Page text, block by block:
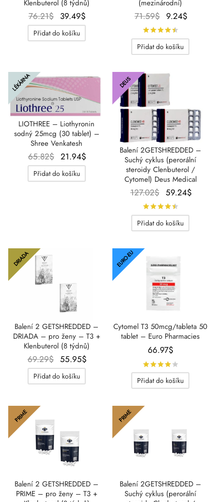
Klenbuterol (8 týdnů)
76.21$ Původní
cena
byla:
39.49$
Přidat do košíku
(mezinárodní)
71.59$ Původní
cena
byla:
71.59$.
9.24$
Přidat do košíku
LÉKÁRNA
LIOTHREE – Liothyronin
sodný 25mcg (30 tablet) –
Shree Venkatesh
65.82$ Původní
cena
byla:
21.94$
Přidat do košíku
DEUS
Balení 2GETSHREDDED –
Suchý cyklus (perorální
steroidy Clenbuterol /
Cytomel) Deus Medical
127.02$ Původní
cena
byla:
127.02$.
59.24$
Přidat do košíku
DRIADA
Balení 2 GETSHREDDED –
DRIADA – pro ženy – T3 +
Klenbuterol (8 týdnů)
69.29$ Původní
cena
byla:
55.95$
Přidat do košíku
EURO-EU
Cytomel T3 50mcg/tableta 50
tablet – Euro Pharmacies
66.97$
Přidat do košíku
PRIME
Balení 2 GETSHREDDED –
PRIME – pro ženy – T3 +
PRIME
Balení 2GETSHREDDED –
Suchý cyklus (perorální